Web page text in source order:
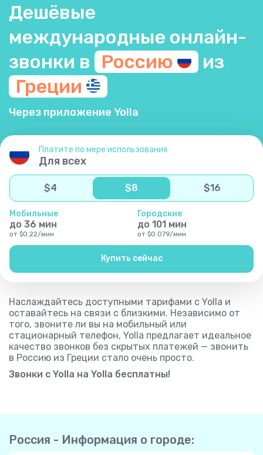
Дешёвые
международные онлайн-
звонки в
Россию
из
Греции
Через приложение Yolla
Платите по мере использования
Для всех
$4 $8 $16
Мобильные
до 36 мин
от $0.22/мин
Городские
до 101 мин
от $0.079/мин
Купить сейчас
Наслаждайтесь доступными тарифами с Yolla и
оставайтесь на связи с близкими. Независимо от
того, звоните ли вы на мобильный или
стационарный телефон, Yolla предлагает идеальное
качество звонков без скрытых платежей — звонить
в Россию из Греции стало очень просто.
Звонки с Yolla на Yolla бесплатны!
Россия - Информация о городе: